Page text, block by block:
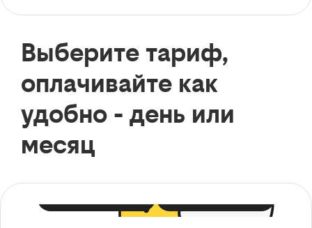
Выберите тариф,
оплачивайте как
удобно - день или
месяц